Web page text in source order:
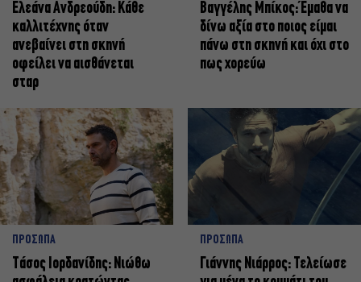
Ελεάνα Ανδρεούδη: Κάθε
καλλιτέχνης όταν
ανεβαίνει στη σκηνή
οφείλει να αισθάνεται
σταρ
Βαγγέλης Μπίκος: Έμαθα να
δίνω αξία στο ποιος είμαι
πάνω στη σκηνή και όχι στο
πως χορεύω
ΠΡΟΣΩΠΑ
Tάσος Ιορδανίδης: Νιώθω
ΠΡΟΣΩΠΑ
Γιάννης Νιάρρος: Τελείωσε